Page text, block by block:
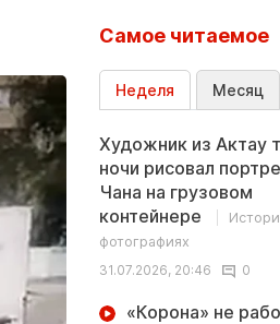
Самое читаемое
Неделя Месяц
Художник из Актау
ночи рисовал
Чана на грузовом
контейнере
фотографиях
31.07.2026, 20:46
0
«Корона» не